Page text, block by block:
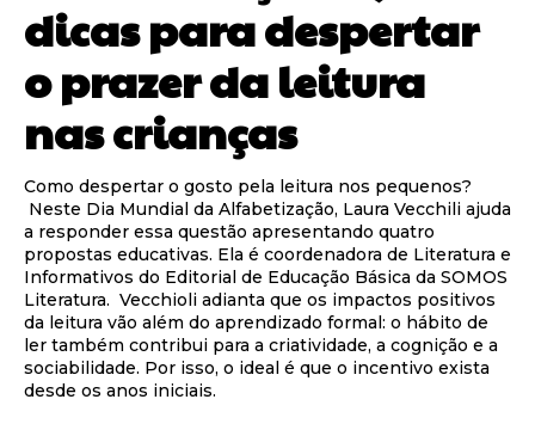
dicas para despertar
o prazer da leitura
nas crianças
Como despertar o gosto pela leitura nos pequenos?
Neste Dia Mundial da Alfabetização, Laura Vecchili ajuda
a responder essa questão apresentando quatro
propostas educativas. Ela é coordenadora de Literatura e
Informativos do Editorial de Educação Básica da SOMOS
Literatura. Vecchioli adianta que os impactos positivos
da leitura vão além do aprendizado formal: o hábito de
ler também contribui para a criatividade, a cognição e a
sociabilidade. Por isso, o ideal é que o incentivo exista
desde os anos iniciais.